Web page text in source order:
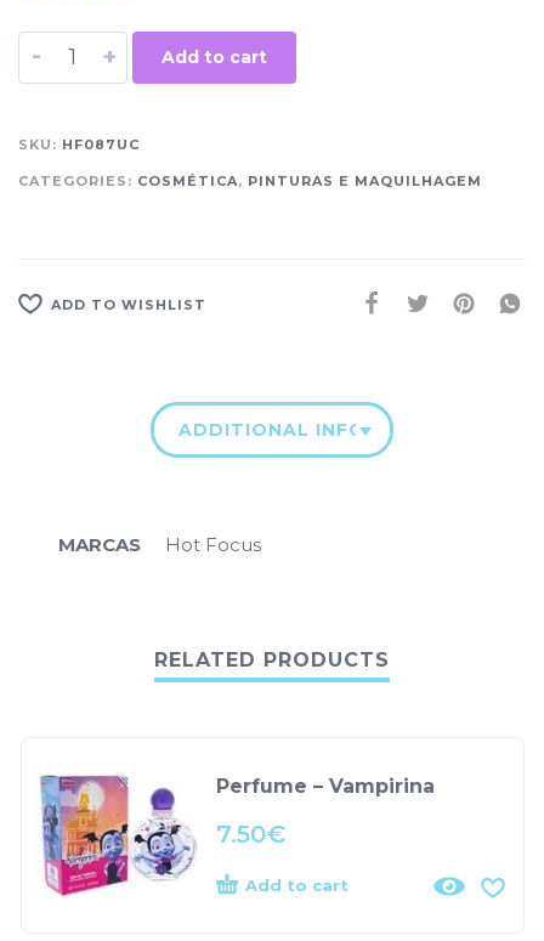
- + Add to cart
SKU: HF087UC
CATEGORIES: COSMÉTICA, PINTURAS E MAQUILHAGEM
ADD TO WISHLIST
ADDITIONAL INFORMATION
MARCAS Hot Focus
RELATED PRODUCTS
Perfume – Vampirina
7.50€
Add to cart